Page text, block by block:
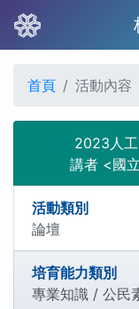
首頁 活動內容
2023人
講者 <國
活動類別
論壇
培育能力類別
專業知識 / 公民